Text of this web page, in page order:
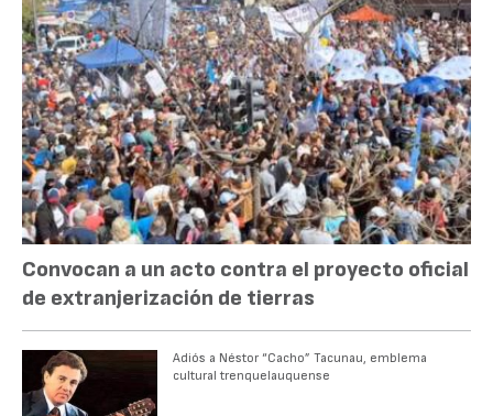
Convocan a un acto contra el proyecto oficial
de extranjerización de tierras
Adiós a Néstor “Cacho” Tacunau, emblema
cultural trenquelauquense